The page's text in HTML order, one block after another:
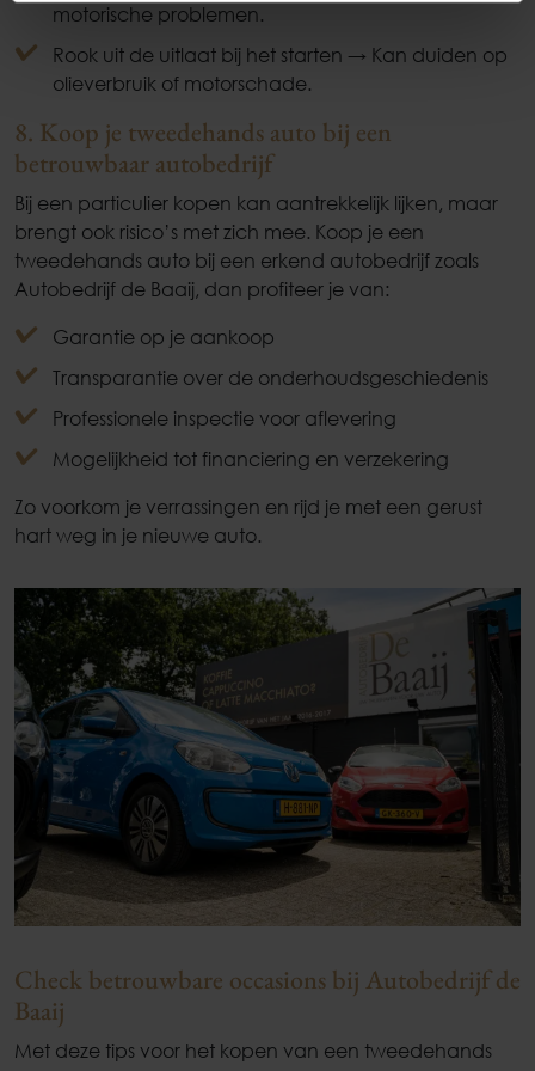
motorische problemen.
Rook uit de uitlaat bij het starten → Kan duiden op
olieverbruik of motorschade.
8. Koop je tweedehands auto bij een
betrouwbaar autobedrijf
Bij een particulier kopen kan aantrekkelijk lijken, maar
brengt ook risico’s met zich mee. Koop je een
tweedehands auto bij een erkend autobedrijf zoals
Autobedrijf de Baaij, dan profiteer je van:
Garantie op je aankoop
Transparantie over de onderhoudsgeschiedenis
Professionele inspectie voor aflevering
Mogelijkheid tot financiering en verzekering
Zo voorkom je verrassingen en rijd je met een gerust
hart weg in je nieuwe auto.
Check betrouwbare occasions bij Autobedrijf de
Baaij
Met deze tips voor het kopen van een tweedehands